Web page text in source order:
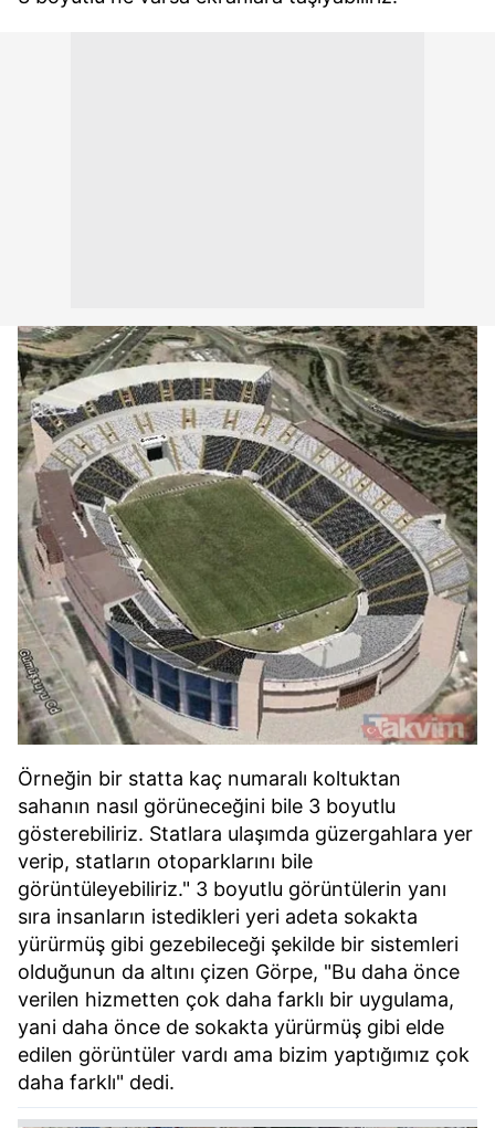
Örneğin bir statta kaç numaralı koltuktan
sahanın nasıl görüneceğini bile 3 boyutlu
gösterebiliriz. Statlara ulaşımda güzergahlara yer
verip, statların otoparklarını bile
görüntüleyebiliriz." 3 boyutlu görüntülerin yanı
sıra insanların istedikleri yeri adeta sokakta
yürürmüş gibi gezebileceği şekilde bir sistemleri
olduğunun da altını çizen Görpe, "Bu daha önce
verilen hizmetten çok daha farklı bir uygulama,
yani daha önce de sokakta yürürmüş gibi elde
edilen görüntüler vardı ama bizim yaptığımız çok
daha farklı" dedi.